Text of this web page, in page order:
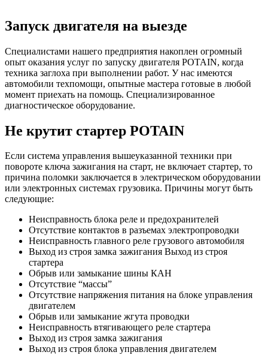
Запуск двигателя на выезде
Специалистами нашего предприятия накоплен огромный
опыт оказания услуг по запуску двигателя POTAIN, когда
техника заглоха при выполнении работ. У нас имеются
автомобили техпомощи, опытные мастера готовые в любой
момент приехать на помощь. Специализированное
диагностическое оборудование.
Не крутит стартер POTAIN
Если система управления вышеуказанной техники при
повороте ключа зажигания на старт, не включает стартер, то
причина поломки заключается в электрическом оборудовании
или электронных системах грузовика. Причины могут быть
следующие:
Неисправность блока реле и предохранителей
Отсутствие контактов в разъемах электропроводки
Неисправность главного реле грузового автомобиля
Выход из строя замка зажигания Выход из строя
стартера
Обрыв или замыкание шины КАН
Отсутствие “массы”
Отсутствие напряжения питания на блоке управления
двигателем
Обрыв или замыкание жгута проводки
Неисправность втягивающего реле стартера
Выход из строя замка зажигания
Выход из строя блока управления двигателем